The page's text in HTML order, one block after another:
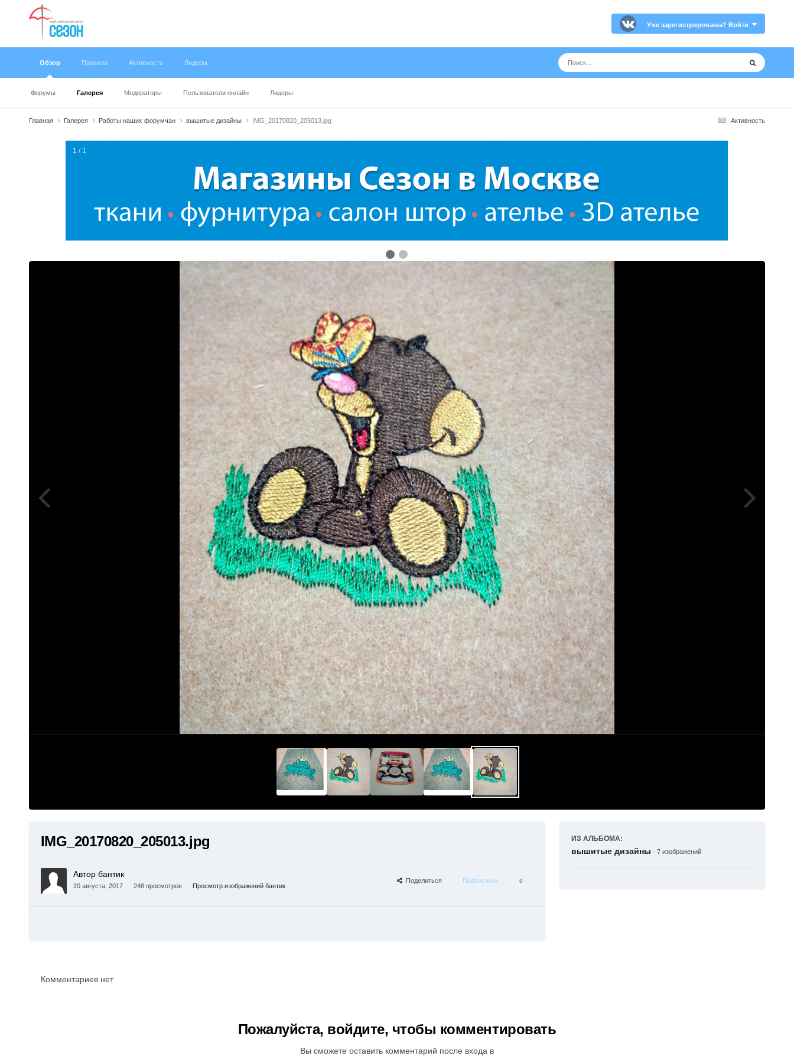
Уже зарегистрированы? Войти
Обзор
Форумы Галерея Модераторы Пользователи онлайн Лидеры
Правила Активность Лидеры
Активность
Главная Галерея Работы наших форумчан вышитые дизайны IMG_20170820_205013.jpg
1 / 1
IMG_20170820_205013.jpg
Автор бантик
20 августа, 2017 248 просмотров Просмотр изображений бантик
Поделиться Подписчики 0
ИЗ АЛЬБОМА:
вышитые дизайны · 7 изображений
Комментариев нет
Пожалуйста, войдите, чтобы комментировать
Вы сможете оставить комментарий после входа в